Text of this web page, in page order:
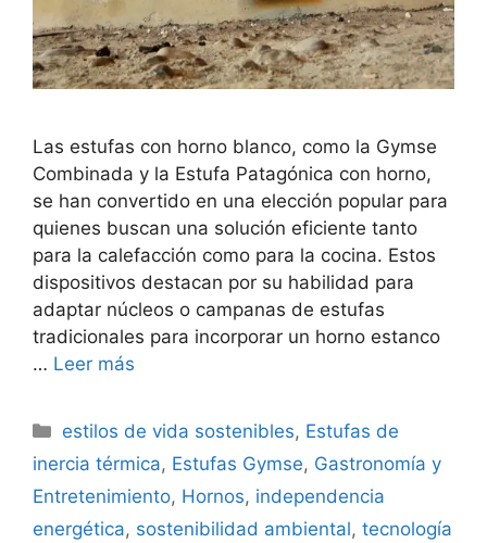
Las estufas con horno blanco, como la Gymse
Combinada y la Estufa Patagónica con horno,
se han convertido en una elección popular para
quienes buscan una solución eficiente tanto
para la calefacción como para la cocina. Estos
dispositivos destacan por su habilidad para
adaptar núcleos o campanas de estufas
tradicionales para incorporar un horno estanco
… Leer más
Categorías
estilos de vida sostenibles, Estufas de
inercia térmica, Estufas Gymse, Gastronomía y
Entretenimiento, Hornos, independencia
energética, sostenibilidad ambiental, tecnología